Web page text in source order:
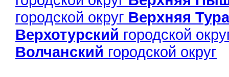
городской округ Верхняя Тура
Верхотурский городской
Волчанский городской округ